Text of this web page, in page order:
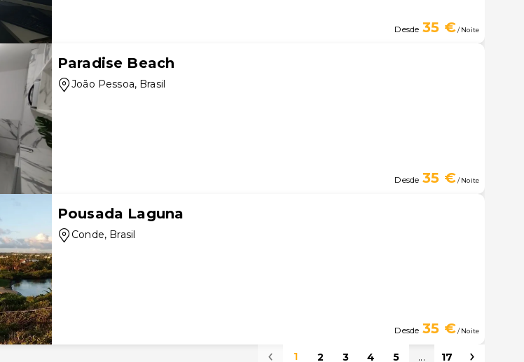
Desde 35 €/ Noite
Paradise Beach
João Pessoa, Brasil
Desde 35 €/ Noite
Pousada Laguna
Conde, Brasil
Desde 35 €/ Noite
1 2 3 4 5 ... 17